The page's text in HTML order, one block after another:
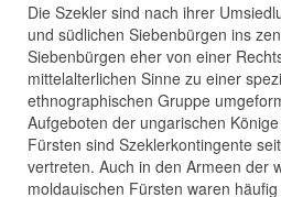
Die Szekler sind nach ihrer
und südlichen Siebenbürgen ins
Siebenbürgen eher von einer
mittelalterlichen Sinne zu einer
ethnographischen Gruppe
Aufgeboten der ungarischen
Fürsten sind Szeklerkontingente
vertreten. Auch in den Armeen der
moldauischen Fürsten waren